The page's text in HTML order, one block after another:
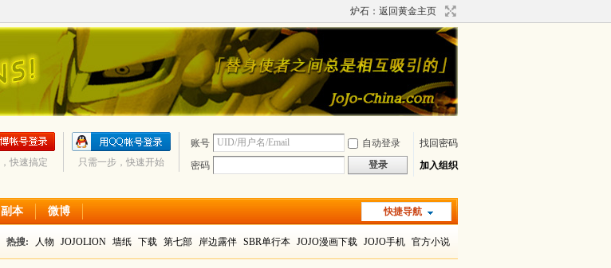
炉石：返回黄金主页
账号 自动登录
找回密码
密码
登录 加入组织
只需一步，快速开始
快速搞定
快捷导航
副本 微博
热搜: 人物 JOJOLION 墙纸 下载 第七部 岸边露伴 SBR单行本 JOJO漫画下载 JOJO手机 官方小说